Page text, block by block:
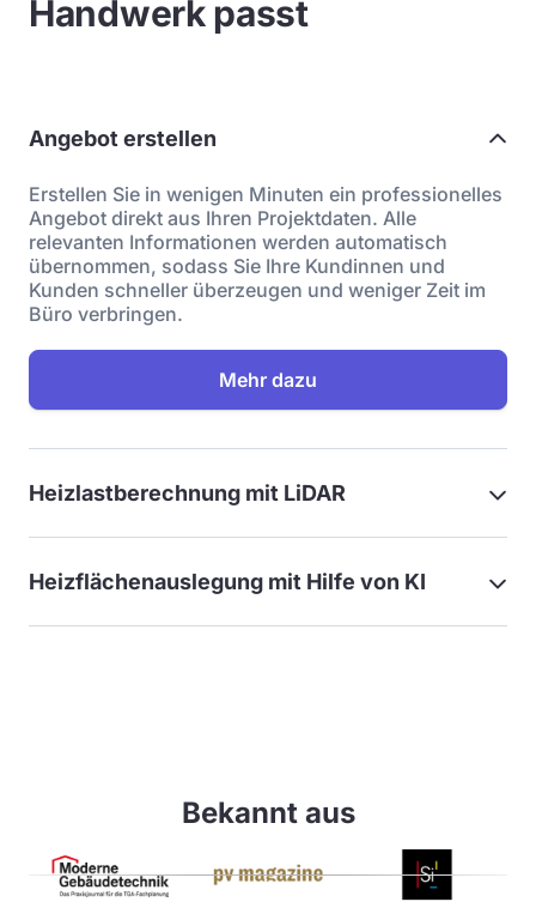
Handwerk passt
Angebot erstellen
Erstellen Sie in wenigen Minuten ein professionelles
Angebot direkt aus Ihren Projektdaten. Alle
relevanten Informationen werden automatisch
übernommen, sodass Sie Ihre Kundinnen und
Kunden schneller überzeugen und weniger Zeit im
Büro verbringen.
Mehr dazu
Heizlastberechnung mit LiDAR
Heizflächenauslegung mit Hilfe von KI
Bekannt aus